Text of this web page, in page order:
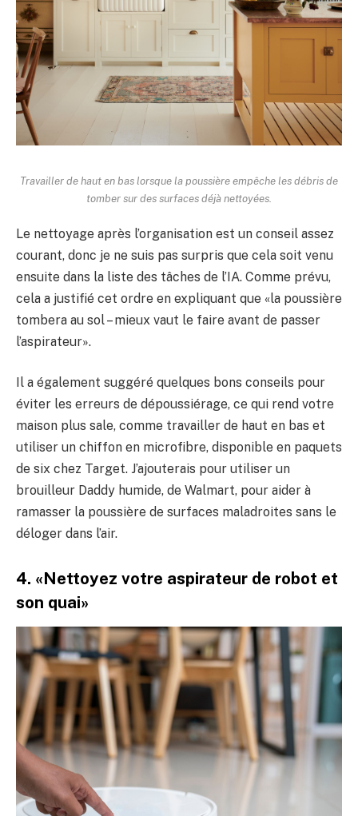
Travailler de haut en bas lorsque la poussière empêche les débris de
tomber sur des surfaces déjà nettoyées.
Le nettoyage après l’organisation est un conseil assez
courant, donc je ne suis pas surpris que cela soit venu
ensuite dans la liste des tâches de l’IA. Comme prévu,
cela a justifié cet ordre en expliquant que «la poussière
tombera au sol – mieux vaut le faire avant de passer
l’aspirateur».
Il a également suggéré quelques bons conseils pour
éviter les erreurs de dépoussiérage, ce qui rend votre
maison plus sale, comme travailler de haut en bas et
utiliser un chiffon en microfibre, disponible en paquets
de six chez Target. J’ajouterais pour utiliser un
brouilleur Daddy humide, de Walmart, pour aider à
ramasser la poussière de surfaces maladroites sans le
déloger dans l’air.
4. «Nettoyez votre aspirateur de robot et
son quai»